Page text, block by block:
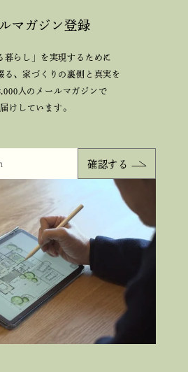
マガジン登録
暮らし」を実現するために
る、家づくりの裏側と真実を
人のメールマガジンで
けしています。